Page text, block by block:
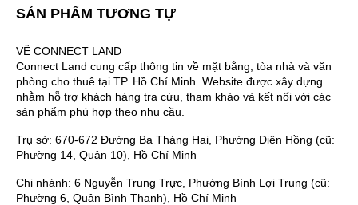
SẢN PHẨM TƯƠNG TỰ
VỀ CONNECT LAND
Connect Land cung cấp thông tin về mặt bằng, tòa nhà và văn
phòng cho thuê tại TP. Hồ Chí Minh. Website được xây dựng
nhằm hỗ trợ khách hàng tra cứu, tham khảo và kết nối với các
sản phẩm phù hợp theo nhu cầu.
Trụ sở: 670-672 Đường Ba Tháng Hai, Phường Diên Hồng (cũ:
Phường 14, Quận 10), Hồ Chí Minh
Chi nhánh: 6 Nguyễn Trung Trực, Phường Bình Lợi Trung (cũ:
Phường 6, Quận Bình Thạnh), Hồ Chí Minh